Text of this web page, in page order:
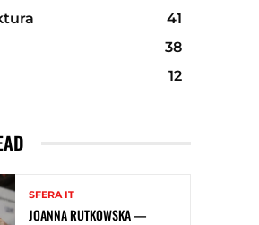
41
38
12
SFERA IT
JOANNA RUTKOWSKA —